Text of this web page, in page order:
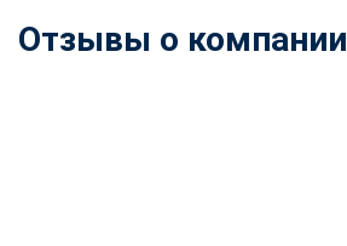
Отзывы о компании